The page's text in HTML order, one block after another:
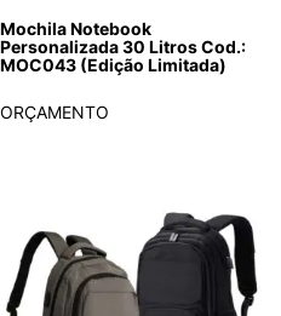
Mochila Notebook
Personalizada 30 Litros Cod.:
MOC043 (Edição Limitada)
ORÇAMENTO